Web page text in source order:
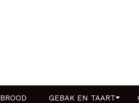
BROOD GEBAK EN TAART